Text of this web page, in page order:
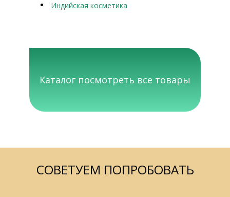
Индийская косметика
Каталог посмотреть все товары
СОВЕТУЕМ ПОПРОБОВАТЬ